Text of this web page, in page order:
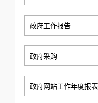
政府工作报告
政府采购
政府网站工作年度报表